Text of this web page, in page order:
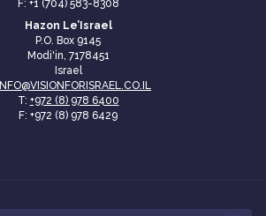
F: +1 (704) 583-8308
Hazon Le’Israel
P.O. Box 9145
Modi'in, 7178451
Israel
INFO@VISIONFORISRAEL.CO.IL
T: +972 (8) 978 6400
F: +972 (8) 978 6429